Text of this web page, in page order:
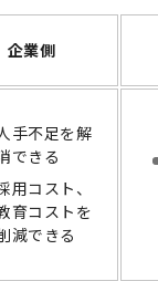
企業側
手不足を解
できる
用コスト、
育コストを
減できる